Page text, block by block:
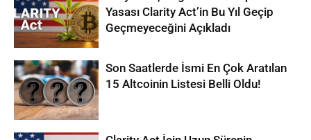
Yasası Clarity Act’in Bu Yıl Geçip
Geçmeyeceğini Açıkladı
Son Saatlerde İsmi En Çok Aratılan
15 Altcoinin Listesi Belli Oldu!